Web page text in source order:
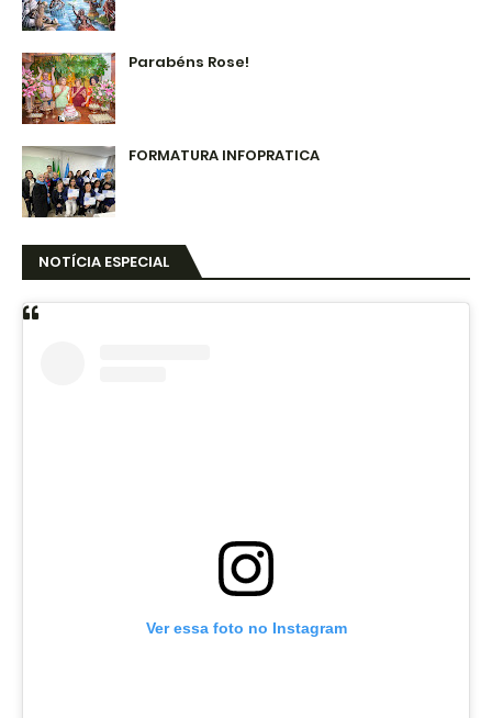
Parabéns Rose!
FORMATURA INFOPRATICA
NOTÍCIA ESPECIAL
Ver essa foto no Instagram